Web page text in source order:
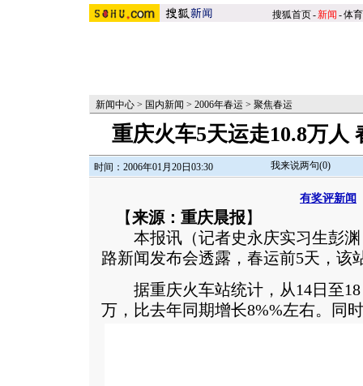
搜狐首页-新闻 -体育
新闻中心 > 国内新闻 > 2006年春运 > 聚焦春运
重庆火车5天运走10.8万人
时间：2006年01月20日03:30 我来说两句(0)
有奖评新闻
【来源：重庆晨报 】
本报讯（记者史永庆实习生彭渊
路新闻发布会透露，春运前5天，该
据重庆火车站统计，从14日至18
万，比去年同期增长8%%左右。
同